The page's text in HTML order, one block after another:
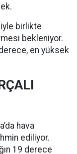
birlikte
bekleniyor.
en yüksek
hava
ediliyor.
19 derece